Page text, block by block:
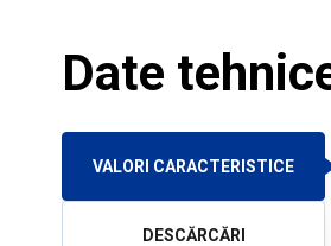
Date
VALORI CARACTERISTICE
DESCĂRCĂRI